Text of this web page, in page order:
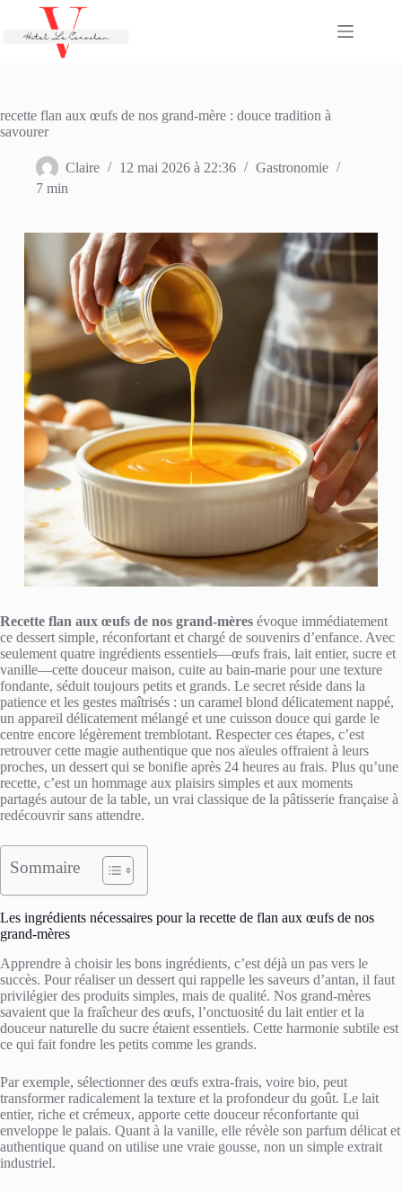
contenu
recette flan aux œufs de nos grand-mère : douce tradition à
savourer
Claire 12 mai 2026 à 22:36
Gastronomie
7 min
Recette flan aux œufs de nos grand-mères évoque immédiatement
ce dessert simple, réconfortant et chargé de souvenirs d’enfance. Avec
seulement quatre ingrédients essentiels—œufs frais, lait entier, sucre et
vanille—cette douceur maison, cuite au bain-marie pour une texture
fondante, séduit toujours petits et grands. Le secret réside dans la
patience et les gestes maîtrisés : un caramel blond délicatement nappé,
un appareil délicatement mélangé et une cuisson douce qui garde le
centre encore légèrement tremblotant. Respecter ces étapes, c’est
retrouver cette magie authentique que nos aïeules offraient à leurs
proches, un dessert qui se bonifie après 24 heures au frais. Plus qu’une
recette, c’est un hommage aux plaisirs simples et aux moments
partagés autour de la table, un vrai classique de la pâtisserie française à
redécouvrir sans attendre.
Sommaire
Les ingrédients nécessaires pour la recette de flan aux œufs de nos
grand-mères
Apprendre à choisir les bons ingrédients, c’est déjà un pas vers le
succès. Pour réaliser un dessert qui rappelle les saveurs d’antan, il faut
privilégier des produits simples, mais de qualité. Nos grand-mères
savaient que la fraîcheur des œufs, l’onctuosité du lait entier et la
douceur naturelle du sucre étaient essentiels. Cette harmonie subtile est
ce qui fait fondre les petits comme les grands.
Par exemple, sélectionner des œufs extra-frais, voire bio, peut
transformer radicalement la texture et la profondeur du goût. Le lait
entier, riche et crémeux, apporte cette douceur réconfortante qui
enveloppe le palais. Quant à la vanille, elle révèle son parfum délicat et
authentique quand on utilise une vraie gousse, non un simple extrait
industriel.